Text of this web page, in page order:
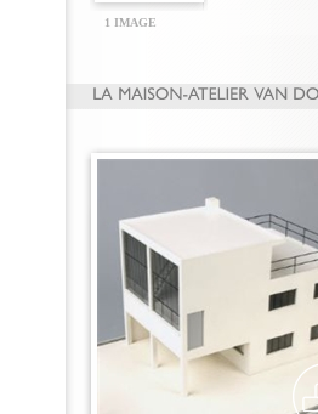
1 IMAGE